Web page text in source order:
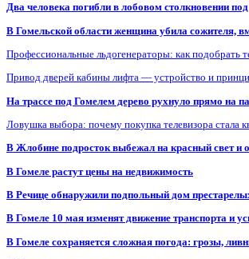
Два человека погибли в лобовом столкновении
В Гомельской области женщина убила сожителя,
Профессиональные льдогенераторы: как подобрать
Привод дверей кабины лифта — устройство и
На трассе под Гомелем дерево рухнуло прямо на
Ловушка выбора: почему покупка телевизора стала
В Жлобине подросток выбежал на красный свет и
В Гомеле растут цены на недвижимость
В Речице обнаружили подпольный дом
В Гомеле 10 мая изменят движение транспорта и
В Гомеле сохраняется сложная погода: грозы,